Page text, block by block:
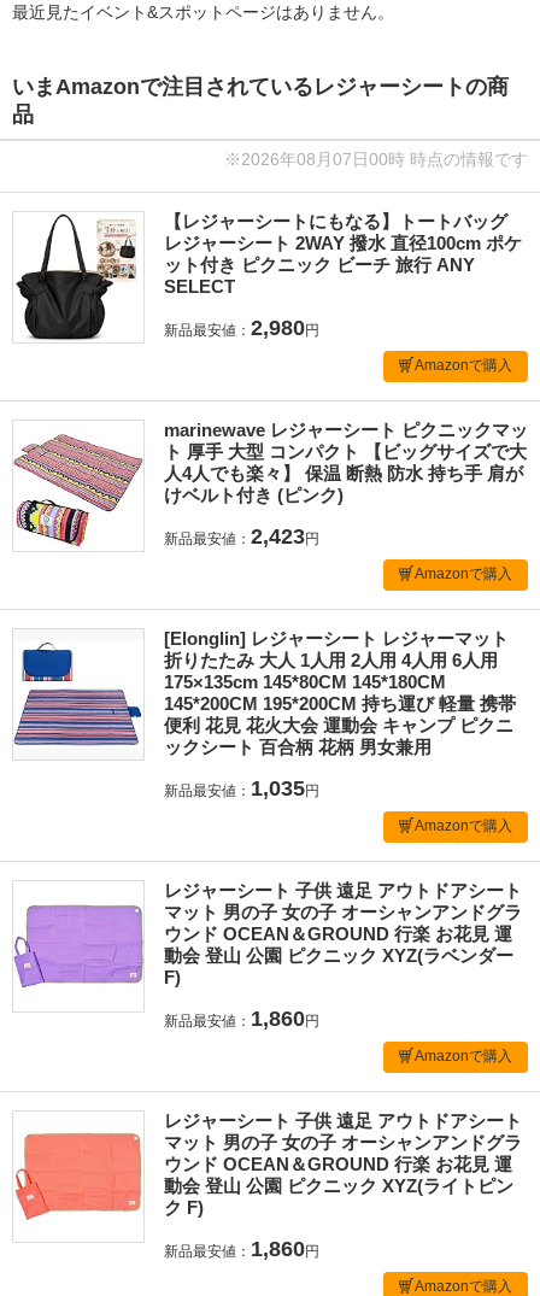
最近見たイベント&スポットページはありません。
いまAmazonで注目されているレジャーシートの商
品
※2026年08月07日00時 時点の情報です
【レジャーシートにもなる】トートバッグ
レジャーシート 2WAY 撥水 直径100cm ポケ
ット付き ピクニック ビーチ 旅行 ANY
SELECT
新品最安値： 2,980円
Amazonで購入
marinewave レジャーシート ピクニックマッ
ト 厚手 大型 コンパクト 【ビッグサイズで大
人4人でも楽々】 保温 断熱 防水 持ち手 肩が
けベルト付き (ピンク)
新品最安値： 2,423円
Amazonで購入
[Elonglin] レジャーシート レジャーマット
折りたたみ 大人 1人用 2人用 4人用 6人用
175×135cm 145*80CM 145*180CM
145*200CM 195*200CM 持ち運び 軽量 携帯
便利 花見 花火大会 運動会 キャンプ ピクニ
ックシート 百合柄 花柄 男女兼用
新品最安値： 1,035円
Amazonで購入
レジャーシート 子供 遠足 アウトドアシート
マット 男の子 女の子 オーシャンアンドグラ
ウンド OCEAN＆GROUND 行楽 お花見 運
動会 登山 公園 ピクニック XYZ(ラベンダー
F)
新品最安値： 1,860円
Amazonで購入
レジャーシート 子供 遠足 アウトドアシート
マット 男の子 女の子 オーシャンアンドグラ
ウンド OCEAN＆GROUND 行楽 お花見 運
動会 登山 公園 ピクニック XYZ(ライトピン
ク F)
新品最安値： 1,860円
Amazonで購入